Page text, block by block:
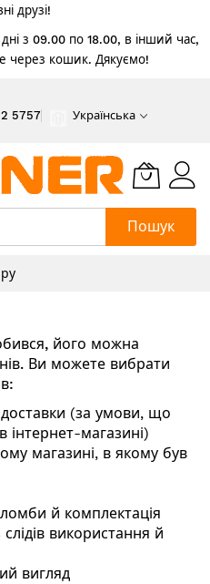
друзі!
з 09.00 по 18.00, в інший час,
через кошик. Дякуємо!
5757 Українська
Пошук
його можна
Ви можете вибрати
(за умови, що
магазині)
магазині, в якому був
й комплектація
використання й
вигляд